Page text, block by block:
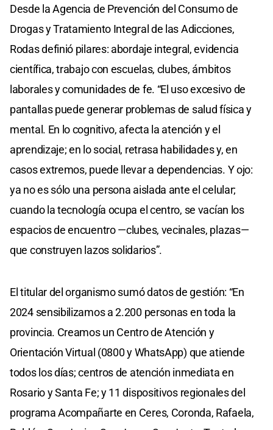
Desde la Agencia de Prevención del Consumo de
Drogas y Tratamiento Integral de las Adicciones,
Rodas definió pilares: abordaje integral, evidencia
científica, trabajo con escuelas, clubes, ámbitos
laborales y comunidades de fe. “El uso excesivo de
pantallas puede generar problemas de salud física y
mental. En lo cognitivo, afecta la atención y el
aprendizaje; en lo social, retrasa habilidades y, en
casos extremos, puede llevar a dependencias. Y ojo:
ya no es sólo una persona aislada ante el celular;
cuando la tecnología ocupa el centro, se vacían los
espacios de encuentro —clubes, vecinales, plazas—
que construyen lazos solidarios”.
El titular del organismo sumó datos de gestión: “En
2024 sensibilizamos a 2.200 personas en toda la
provincia. Creamos un Centro de Atención y
Orientación Virtual (0800 y WhatsApp) que atiende
todos los días; centros de atención inmediata en
Rosario y Santa Fe; y 11 dispositivos regionales del
programa Acompañarte en Ceres, Coronda, Rafaela,